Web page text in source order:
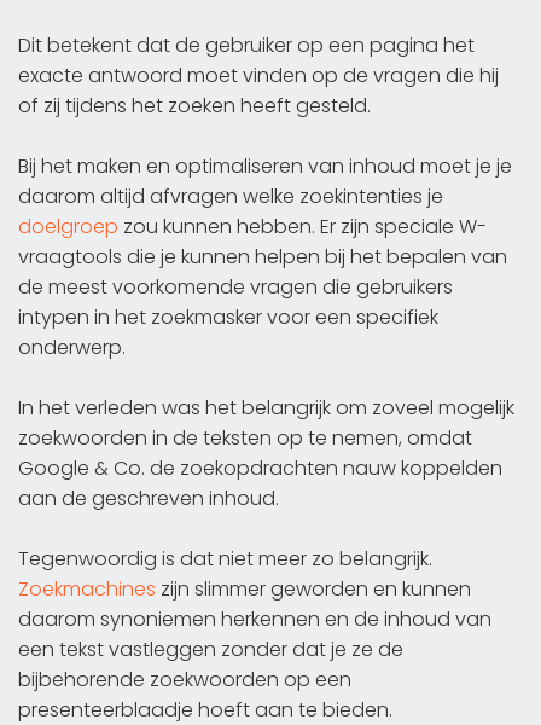
Dit betekent dat de gebruiker op een pagina het
exacte antwoord moet vinden op de vragen die hij
of zij tijdens het zoeken heeft gesteld.
Bij het maken en optimaliseren van inhoud moet je je
daarom altijd afvragen welke zoekintenties je
doelgroep zou kunnen hebben. Er zijn speciale W-
vraagtools die je kunnen helpen bij het bepalen van
de meest voorkomende vragen die gebruikers
intypen in het zoekmasker voor een specifiek
onderwerp.
In het verleden was het belangrijk om zoveel mogelijk
zoekwoorden in de teksten op te nemen, omdat
Google & Co. de zoekopdrachten nauw koppelden
aan de geschreven inhoud.
Tegenwoordig is dat niet meer zo belangrijk.
Zoekmachines zijn slimmer geworden en kunnen
daarom synoniemen herkennen en de inhoud van
een tekst vastleggen zonder dat je ze de
bijbehorende zoekwoorden op een
presenteerblaadje hoeft aan te bieden.